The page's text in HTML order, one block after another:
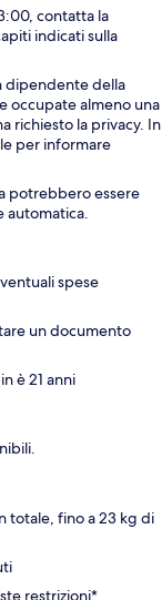
contatta la
indicati sulla
dipendente della
occupate almeno una
richiesto la privacy. In
per informare
potrebbero essere
automatica.
spese
un documento
è 21 anni
totale, fino a 23 kg di
restrizioni*